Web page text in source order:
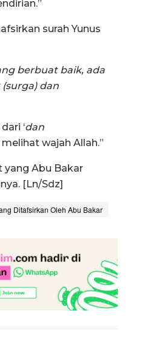
surah Yunus
berbuat baik, ada
dan
‘dan
melihat wajah Allah.”
yang Abu Bakar
[Ln/Sdz]
Ditafsirkan Oleh Abu Bakar